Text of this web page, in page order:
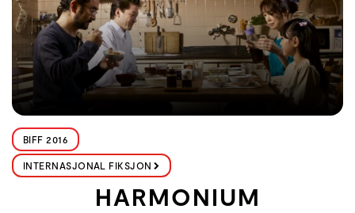
BIFF 2016
INTERNASJONAL FIKSJON
HARMONIUM